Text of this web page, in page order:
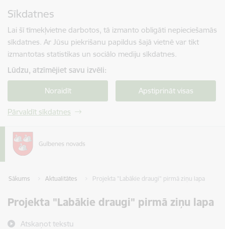
Sīkdatnes
Lai šī tīmekļvietne darbotos, tā izmanto obligāti nepieciešamās
sīkdatnes. Ar Jūsu piekrišanu papildus šajā vietnē var tikt
izmantotas statistikas un sociālo mediju sīkdatnes.
Lūdzu, atzīmējiet savu izvēli:
Noraidīt Apstiprināt visas
Pārvaldīt sīkdatnes
Sākums Aktualitātes Projekta "Labākie draugi" pirmā ziņu lapa
Projekta "Labākie draugi" pirmā ziņu lapa
Atskaņot tekstu